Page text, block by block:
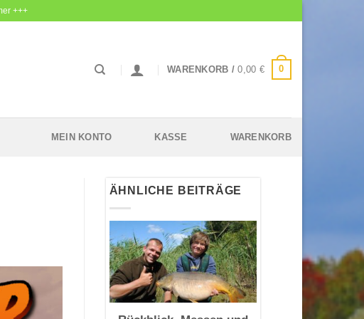
+++
WARENKORB /0,00 € 0
MEIN KONTO KASSE WARENKORB
ÄHNLICHE BEITRÄGE